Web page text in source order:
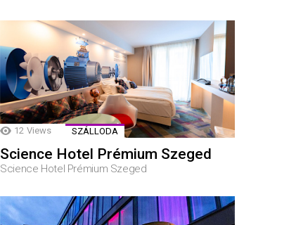
12 Views SZÁLLODA
Science Hotel Prémium Szeged
Science Hotel Prémium Szeged